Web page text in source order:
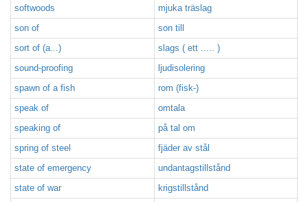
softwoods
mjuka träslag
son of
son till
sort of (a...)
slags ( ett ..... )
sound-proofing
ljudisolering
spawn of a fish
rom (fisk-)
speak of
omtala
speaking of
på tal om
spring of steel
fjäder av stål
state of emergency
undantagstillstånd
state of war
krigstillstånd